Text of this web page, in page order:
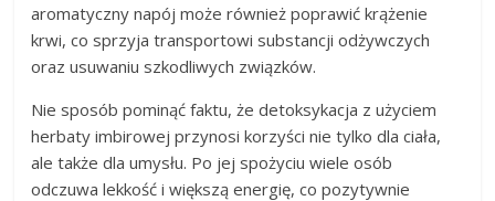
aromatyczny napój może również poprawić krążenie
krwi, co sprzyja transportowi substancji odżywczych
oraz usuwaniu szkodliwych związków.
Nie sposób pominąć faktu, że detoksykacja z użyciem
herbaty imbirowej przynosi korzyści nie tylko dla ciała,
ale także dla umysłu. Po jej spożyciu wiele osób
odczuwa lekkość i większą energię, co pozytywnie